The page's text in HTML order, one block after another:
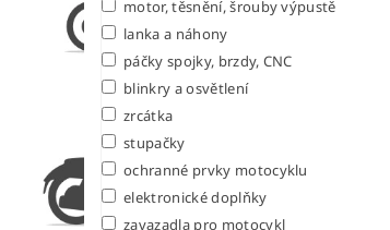
motor, těsnění, šrouby výpustě
lanka a náhony
páčky spojky, brzdy, CNC
blinkry a osvětlení
zrcátka
stupačky
ochranné prvky motocyklu
elektronické doplňky
zavazadla pro motocykl